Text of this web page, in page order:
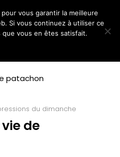
du dimanche
de
vous garantir la meilleure
Si vous continuez à utiliser ce
vous en êtes satisfait.